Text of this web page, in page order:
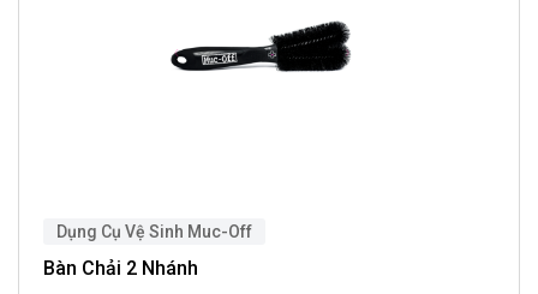
Dụng Cụ Vệ Sinh Muc-Off
Bàn Chải 2 Nhánh